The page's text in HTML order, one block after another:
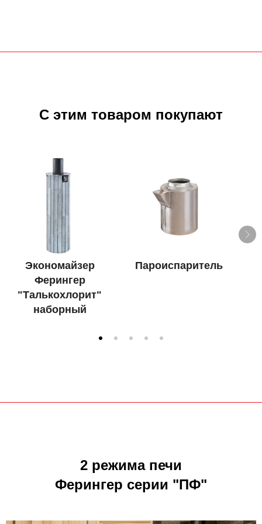
С этим товаром покупают
Экономайзер
Ферингер
"Талькохлорит"
наборный
Пароиспаритель
2 режима печи
Ферингер серии "ПФ"